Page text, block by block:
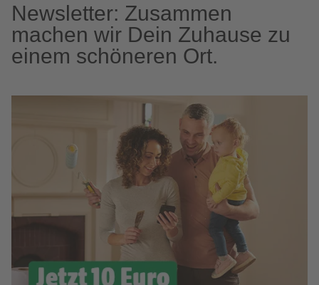
Newsletter: Zusammen
machen wir Dein Zuhause zu
einem schöneren Ort.